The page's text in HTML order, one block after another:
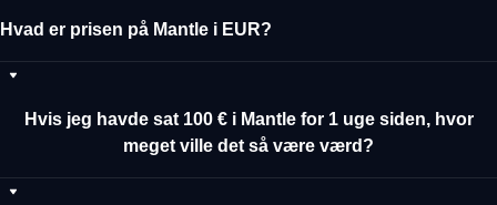
Hvad er prisen på Mantle i EUR?
Hvis jeg havde sat 100 € i Mantle for 1 uge siden, hvor
meget ville det så være værd?